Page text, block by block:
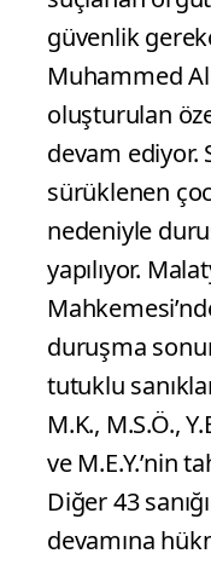
güvenlik
Muhammed
oluşturulan
devam ediyor.
sürüklenen
nedeniyle
yapılıyor.
duruşma
tutuklu
M.K., M.S.Ö.,
ve M.E.Y.’nin
Diğer 43
devamına